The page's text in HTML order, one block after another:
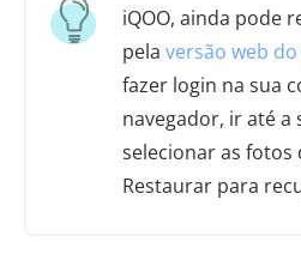
iQOO, ainda pode
pela versão web
fazer login na sua
navegador, ir até a
selecionar as fotos
Restaurar para